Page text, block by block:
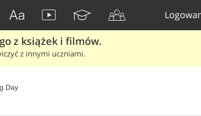
z książek i filmów.
z innymi uczniami.
Day